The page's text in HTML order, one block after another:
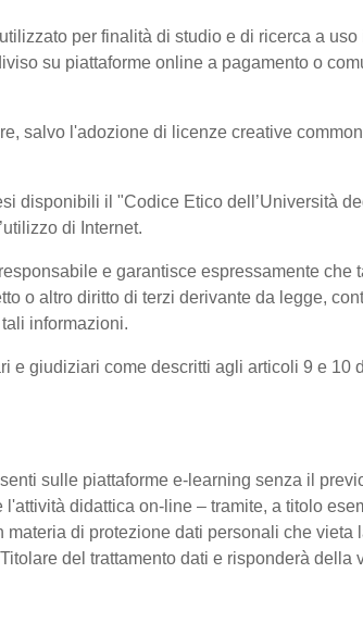
per finalità di studio e di ricerca a
su piattaforme online a pagamento o
salvo l'adozione di licenze creative
disponibili il "Codice Etico dell’Università
di Internet.
e garantisce espressamente che
o altro diritto di terzi derivante da legge,
informazioni.
e giudiziari come descritti agli articoli 9 e
sulle piattaforme e-learning senza il
didattica on-line – tramite, a titolo
di protezione dati personali che
del trattamento dati e risponderà